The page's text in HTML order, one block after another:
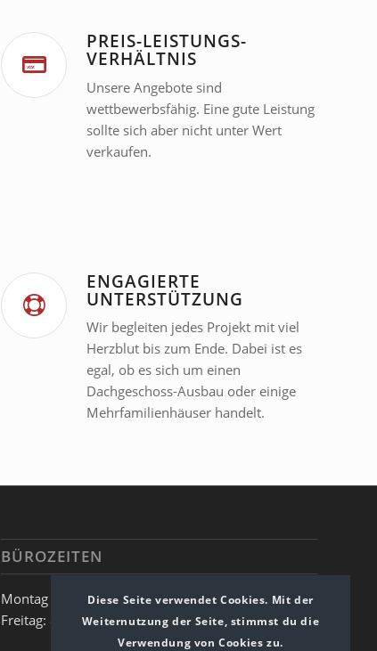
PREIS-LEISTUNGS-
VERHÄLTNIS
Unsere Angebote sind
wettbewerbsfähig. Eine gute Leistung
sollte sich aber nicht unter Wert
verkaufen.
ENGAGIERTE
UNTERSTÜTZUNG
Wir begleiten jedes Projekt mit viel
Herzblut bis zum Ende. Dabei ist es
egal, ob es sich um einen
Dachgeschoss-Ausbau oder einige
Mehrfamilienhäuser handelt.
BÜROZEITEN
Montag – Donnerstag: 8:00 – 17:00 Uhr
Freitag: 8:00 – 13:00 Uhr
Diese Seite verwendet Cookies. Mit der
Weiternutzung der Seite, stimmst du die
Verwendung von Cookies zu.